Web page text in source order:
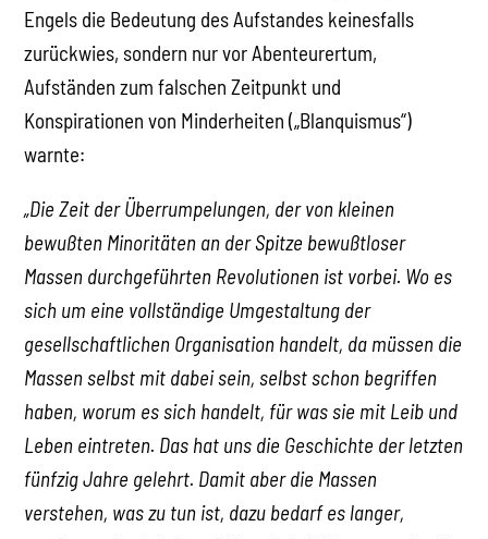
Engels die Bedeutung des Aufstandes keinesfalls
zurückwies, sondern nur vor Abenteurertum,
Aufständen zum falschen Zeitpunkt und
Konspirationen von Minderheiten („Blanquismus“)
warnte:
„Die Zeit der Überrumpelungen, der von kleinen
bewußten Minoritäten an der Spitze bewußtloser
Massen durchgeführten Revolutionen ist vorbei. Wo es
sich um eine vollständige Umgestaltung der
gesellschaftlichen Organisation handelt, da müssen die
Massen selbst mit dabei sein, selbst schon begriffen
haben, worum es sich handelt, für was sie mit Leib und
Leben eintreten. Das hat uns die Geschichte der letzten
fünfzig Jahre gelehrt. Damit aber die Massen
verstehen, was zu tun ist, dazu bedarf es langer,